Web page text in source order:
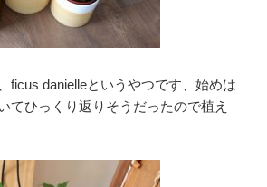
ficus danielleというやつです、始めは
てひっくり返りそうだったので植え